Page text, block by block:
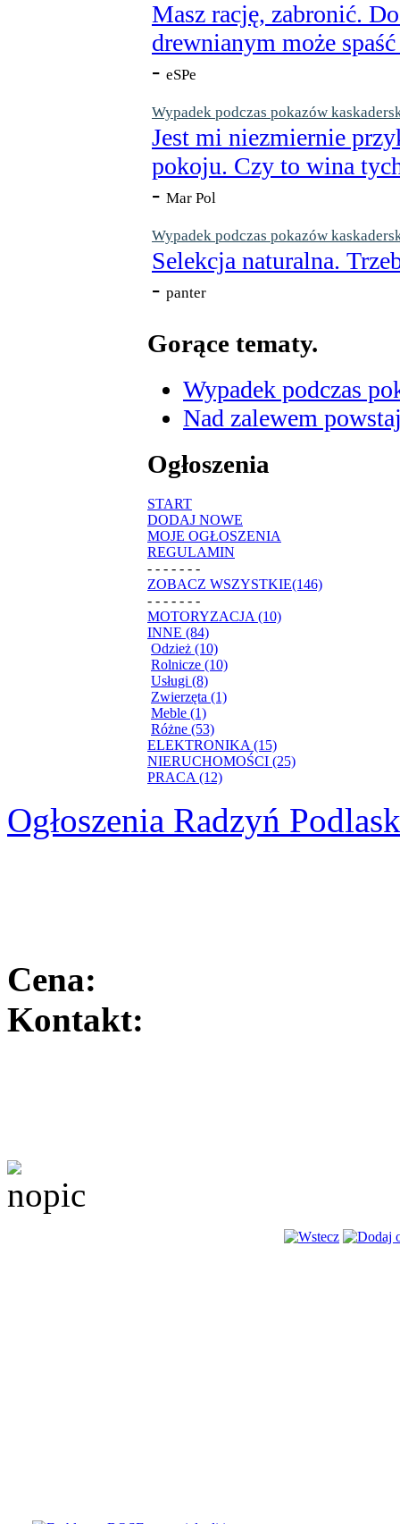
Masz rację, zabronić.
drewnianym może
- eSPe
Wypadek podczas pokazów
Jest mi niezmiernie
pokoju. Czy to wina
- Mar Pol
Wypadek podczas pokazów
Selekcja naturalna.
- panter
Gorące tematy.
Wypadek podczas
Nad zalewem
Ogłoszenia
START
DODAJ NOWE
MOJE OGŁOSZENIA
REGULAMIN
- - - - - - -
ZOBACZ WSZYSTKIE(146)
- - - - - - -
MOTORYZACJA (10)
INNE (84)
Odzież (10)
Rolnicze (10)
Usługi (8)
Zwierzęta (1)
Meble (1)
Różne (53)
ELEKTRONIKA (15)
NIERUCHOMOŚCI (25)
PRACA (12)
Ogłoszenia Radzyń
Cena:
Kontakt: